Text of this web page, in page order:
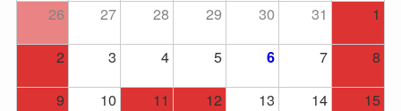
26 27 28 29 30 31
1
2
3 4 5 6 7
8
9
10 11 12 13 14
15